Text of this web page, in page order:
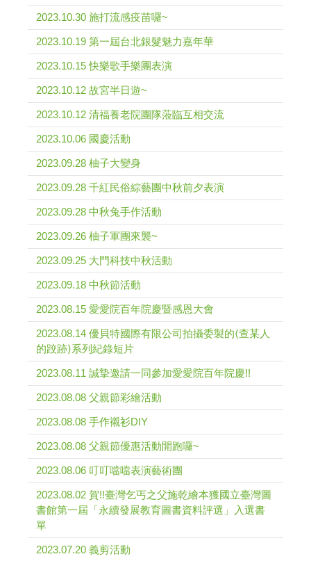
2023.10.30 施打流感疫苗囉~
2023.10.19 第一屆台北銀髮魅力嘉年華
2023.10.15 快樂歌手樂團表演
2023.10.12 故宮半日遊~
2023.10.12 清福養老院團隊蒞臨互相交流
2023.10.06 國慶活動
2023.09.28 柚子大變身
2023.09.28 千紅民俗綜藝團中秋前夕表演
2023.09.28 中秋兔手作活動
2023.09.26 柚子軍團來襲~
2023.09.25 大門科技中秋活動
2023.09.18 中秋節活動
2023.08.15 愛愛院百年院慶暨感恩大會
2023.08.14 優貝特國際有限公司拍攝委製的⟨查某人
的跤跡⟩系列紀錄短片
2023.08.11 誠摯邀請一同參加愛愛院百年院慶!!
2023.08.08 父親節彩繪活動
2023.08.08 手作襯衫DIY
2023.08.08 父親節優惠活動開跑囉~
2023.08.06 叮叮噹噹表演藝術團
2023.08.02 賀!!臺灣乞丐之父施乾繪本獲國立臺灣圖
書館第一屆「永續發展教育圖書資料評選」入選書
單
2023.07.20 義剪活動